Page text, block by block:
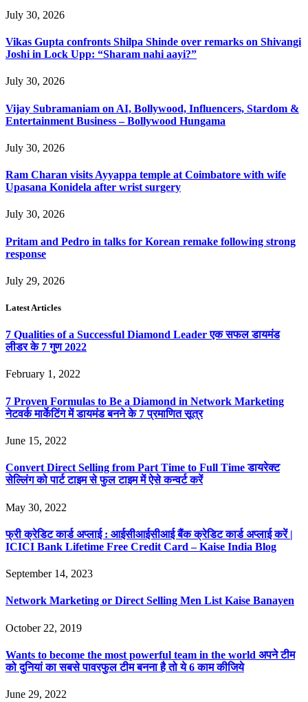
July 30, 2026
Vikas Gupta confronts Shilpa Shinde over remarks on Shivangi
Joshi in Lock Upp: “Sharam nahi aayi?”
July 30, 2026
Vijay Subramaniam on AI, Bollywood, Influencers, Stardom &
Entertainment Business – Bollywood Hungama
July 30, 2026
Ram Charan visits Ayyappa temple at Coimbatore with wife
Upasana Konidela after wrist surgery
July 30, 2026
Pritam and Pedro in talks for Korean remake following strong
response
July 29, 2026
Latest Articles
7 Qualities of a Successful Diamond Leader एक सफल डायमंड
लीडर के 7 गुण 2022
February 1, 2022
7 Proven Formulas to Be a Diamond in Network Marketing
नेटवर्क मार्केटिंग में डायमंड बनने के 7 प्रमाणित सूत्र
June 15, 2022
Convert Direct Selling from Part Time to Full Time डायरेक्ट
सेल्लिंग को पार्ट टाइम से फुल टाइम में ऐसे कन्वर्ट करें
May 30, 2022
फ्री क्रेडिट कार्ड अप्लाई : आईसीआईसीआई बैंक क्रेडिट कार्ड अप्लाई करें |
ICICI Bank Lifetime Free Credit Card – Kaise India Blog
September 14, 2023
Network Marketing or Direct Selling Men List Kaise Banayen
October 22, 2019
Wants to become the most powerful team in the world अपने टीम
को दुनियां का सबसे पावरफुल टीम बनना है तो ये 6 काम कीजिये
June 29, 2022